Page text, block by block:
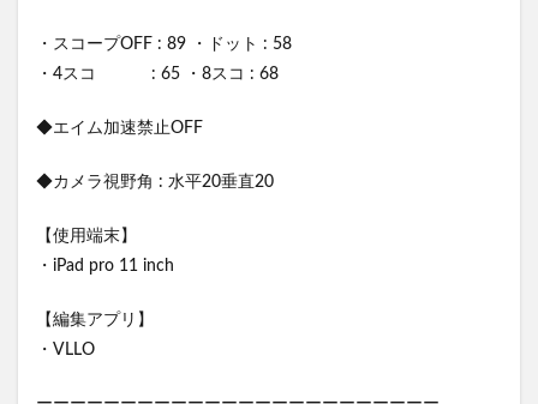
・スコープOFF : 89 ・ドット : 58
・4スコ : 65 ・8スコ : 68
◆エイム加速禁止OFF
◆カメラ視野角 : 水平20垂直20
【使用端末】
・iPad pro 11 inch
【編集アプリ】
・VLLO